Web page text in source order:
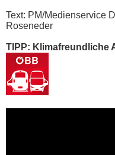
Text: PM/Medienservice
Roseneder
TIPP: Klimafreundliche